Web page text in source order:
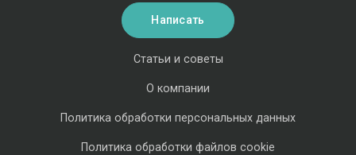
Статьи и советы
О компании
Политика обработки персональных данных
Политика обработки файлов cookie
Написать